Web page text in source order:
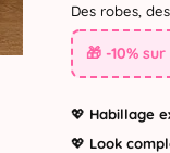
Des robes,
🎁 -10%
💖 Habillage
💖 Look